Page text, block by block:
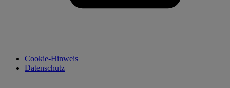
Cookie-Hinweis
Datenschutz